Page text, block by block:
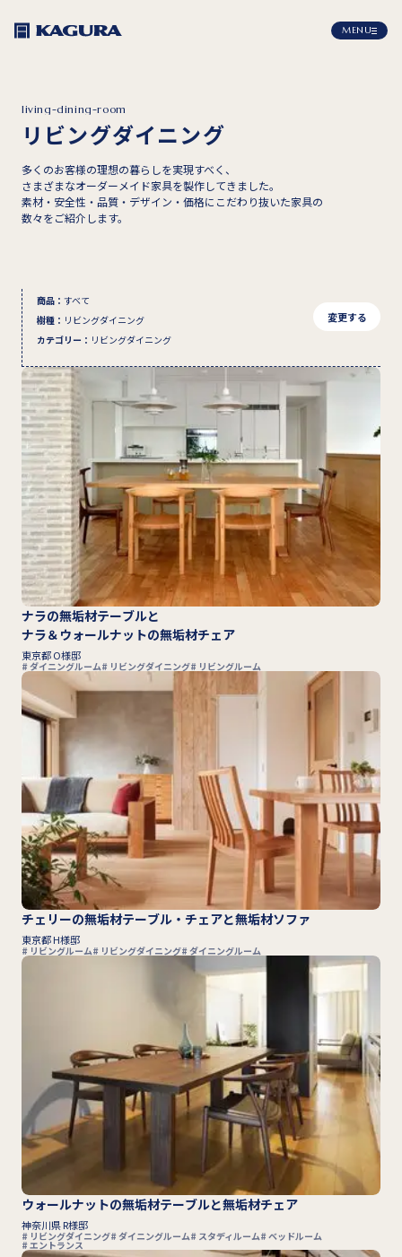
MENU
living-dining-room
リビングダイニング
多くのお客様の理想の暮らしを実現すべく、
さまざまなオーダーメイド家具を製作してきました。
素材・安全性・品質・デザイン・価格にこだわり抜いた家具の
数々をご紹介します。
商品 ： すべて
樹種 ： リビングダイニング
カテゴリー ： リビングダイニング
変更する
ナラの無垢材テーブルと
ナラ＆ウォールナットの無垢材チェア
東京都 O様邸
ダイニングルーム リビングダイニング リビングルーム
チェリーの無垢材テーブル・チェアと無垢材ソファ
東京都 H様邸
リビングルーム リビングダイニング ダイニングルーム
ウォールナットの無垢材テーブルと無垢材チェア
神奈川県 R様邸
リビングダイニング ダイニングルーム スタディルーム ベッドルーム
エントランス